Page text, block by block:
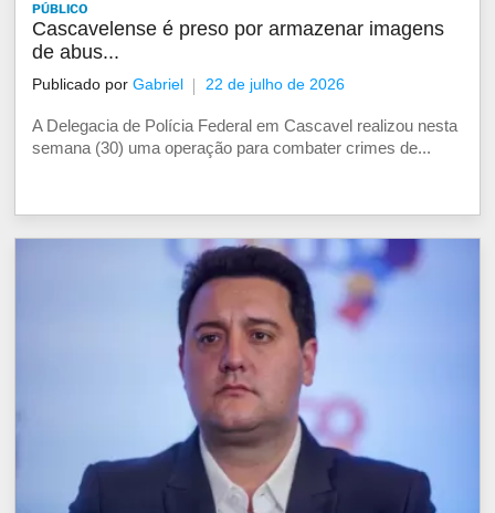
PÚBLICO
Cascavelense é preso por armazenar imagens
de abus...
Publicado porGabriel 22 de julho de 2026
A Delegacia de Polícia Federal em Cascavel realizou nesta
semana (30) uma operação para combater crimes de...